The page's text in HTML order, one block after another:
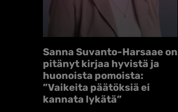
Sanna Suvanto-Harsaae on
pitänyt kirjaa hyvistä ja
huonoista pomoista:
”Vaikeita päätöksiä ei
kannata lykätä”